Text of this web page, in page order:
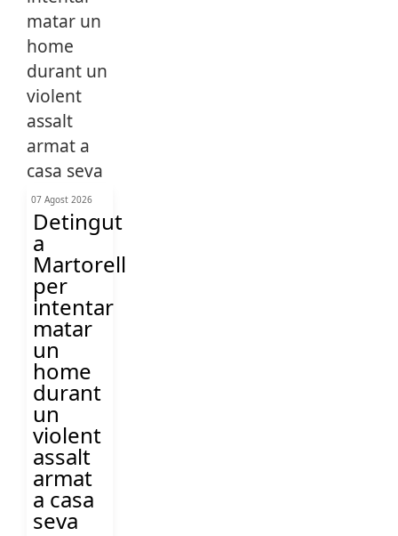
07 Agost 2026
Detingut
a
Martorell
per
intentar
matar
un
home
durant
un
violent
assalt
armat
a casa
seva